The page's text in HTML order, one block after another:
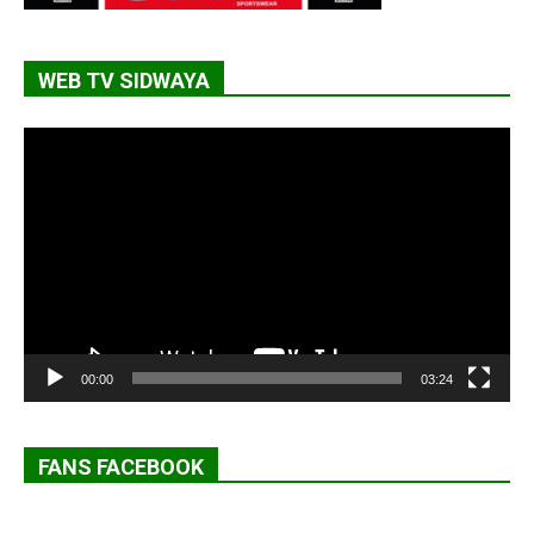
WEB TV SIDWAYA
00:00 03:24
FANS FACEBOOK